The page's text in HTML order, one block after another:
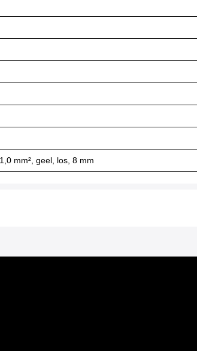
mm², geel, los, 8 mm